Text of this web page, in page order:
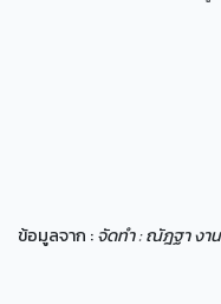
ข้อมูลจาก :จัดทำ : ณัฎฐา งา